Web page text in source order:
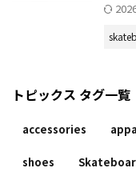
トピックス タグ一覧
accessories
shoes